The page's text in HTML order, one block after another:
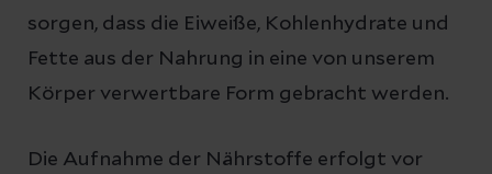
sorgen, dass die Eiweiße, Kohlenhydrate und
Fette aus der Nahrung in eine von unserem
Körper verwertbare Form gebracht werden.
Die Aufnahme der Nährstoffe erfolgt vor